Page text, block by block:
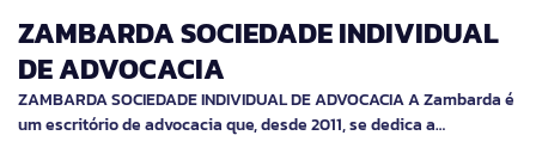
ZAMBARDA SOCIEDADE INDIVIDUAL
DE ADVOCACIA
ZAMBARDA SOCIEDADE INDIVIDUAL DE ADVOCACIA A Zambarda é
um escritório de advocacia que, desde 2011, se dedica a…